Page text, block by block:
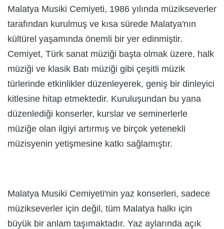
Malatya Musiki Cemiyeti, 1986 yılında müzikseverler
tarafından kurulmuş ve kısa sürede Malatya'nın
kültürel yaşamında önemli bir yer edinmiştir.
Cemiyet, Türk sanat müziği başta olmak üzere, halk
müziği ve klasik Batı müziği gibi çeşitli müzik
türlerinde etkinlikler düzenleyerek, geniş bir dinleyici
kitlesine hitap etmektedir. Kuruluşundan bu yana
düzenlediği konserler, kurslar ve seminerlerle
müziğe olan ilgiyi artırmış ve birçok yetenekli
müzisyenin yetişmesine katkı sağlamıştır.
Malatya Musiki Cemiyeti'nin yaz konserleri, sadece
müzikseverler için değil, tüm Malatya halkı için
büyük bir anlam taşımaktadır. Yaz aylarında açık